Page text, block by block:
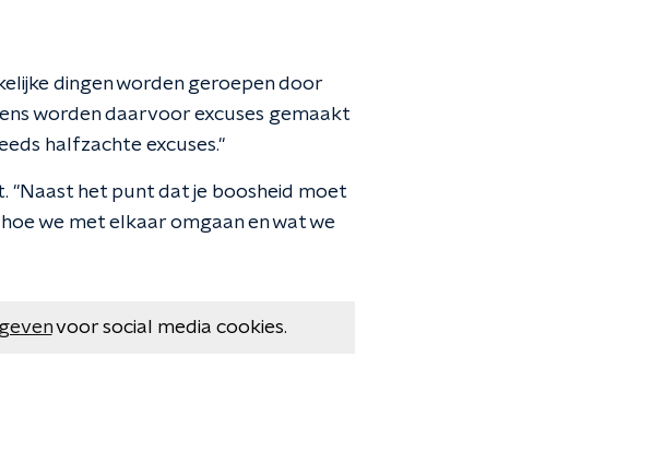
dingen worden geroepen door
worden daarvoor excuses gemaakt
halfzachte excuses."
"Naast het punt dat je boosheid moet
we met elkaar omgaan en wat we
voor social media cookies.